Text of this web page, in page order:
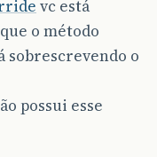
( offs
vc está
o método
sobrescrevendo o
possui esse